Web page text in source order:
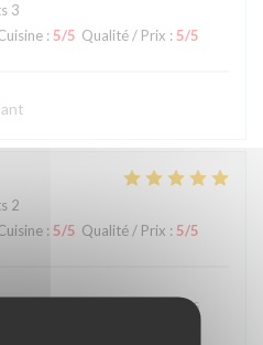
3
: 5/5 Qualité / Prix : 5/5
2
: 5/5 Qualité / Prix : 5/5
qualité de plats prépares
J’ai vais souvent